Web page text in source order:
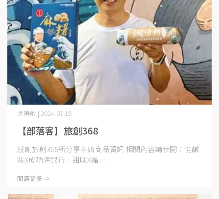
【部落客】旅創368
洪曉敏 | 2024-07-19
感謝旅創368所分享本店商品資訊 相關內容請參閱：從鹹
味X成功海銀行、甜味X福⋯
閱讀更多 ->